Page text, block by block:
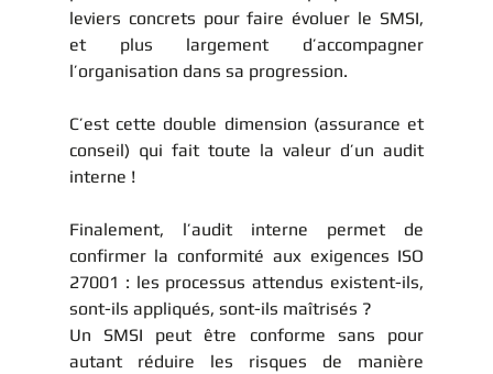
leviers concrets pour faire évoluer le SMSI,
et plus largement d’accompagner
l’organisation dans sa progression.
C’est cette double dimension (assurance et
conseil) qui fait toute la valeur d’un audit
interne !
Finalement, l’audit interne permet de
confirmer la conformité aux exigences ISO
27001 : les processus attendus existent-ils,
sont-ils appliqués, sont-ils maîtrisés ?
Un SMSI peut être conforme sans pour
autant réduire les risques de manière